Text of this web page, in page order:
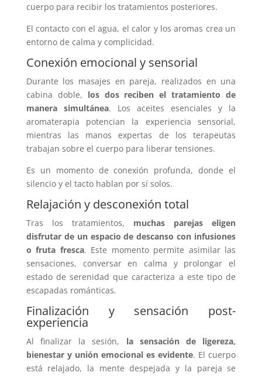
cuerpo para recibir los tratamientos posteriores.
El contacto con el agua, el calor y los aromas crea un
entorno de calma y complicidad.
Conexión emocional y sensorial
Durante los masajes en pareja, realizados en una
cabina doble, los dos reciben el tratamiento de
manera simultánea. Los aceites esenciales y la
aromaterapia potencian la experiencia sensorial,
mientras las manos expertas de los terapeutas
trabajan sobre el cuerpo para liberar tensiones.
Es un momento de conexión profunda, donde el
silencio y el tacto hablan por sí solos.
Relajación y desconexión total
Tras los tratamientos, muchas parejas eligen
disfrutar de un espacio de descanso con infusiones
o fruta fresca. Este momento permite asimilar las
sensaciones, conversar en calma y prolongar el
estado de serenidad que caracteriza a este tipo de
escapadas románticas.
Finalización y sensación post-
experiencia
Al finalizar la sesión, la sensación de ligereza,
bienestar y unión emocional es evidente. El cuerpo
está relajado, la mente despejada y la pareja se